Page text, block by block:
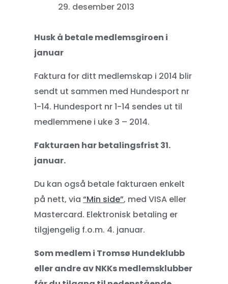
29. desember 2013
Husk å betale medlemsgiroen i
januar
Faktura for ditt medlemskap i 2014 blir
sendt ut sammen med Hundesport nr
1-14. Hundesport nr 1-14 sendes ut til
medlemmene i uke 3 – 2014.
Fakturaen har betalingsfrist 31.
januar.
Du kan også betale fakturaen enkelt
på nett, via“Min side”, med VISA eller
Mastercard. Elektronisk betaling er
tilgjengelig f.o.m. 4. januar.
Som medlem i Tromsø Hundeklubb
eller andre av NKKs medlemsklubber